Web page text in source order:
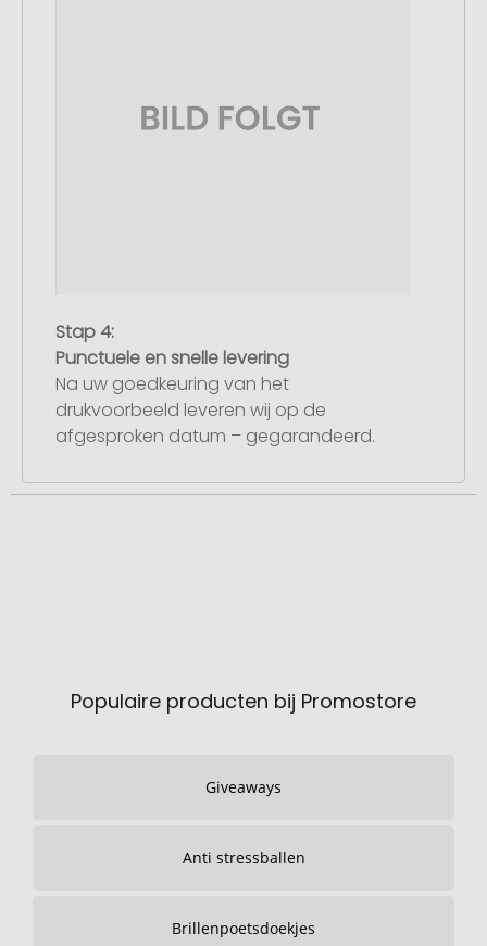
Stap 4:
Punctuele en snelle levering
Na uw goedkeuring van het
drukvoorbeeld leveren wij op de
afgesproken datum – gegarandeerd.
Populaire producten bij Promostore
Giveaways
Anti stressballen
Brillenpoetsdoekjes